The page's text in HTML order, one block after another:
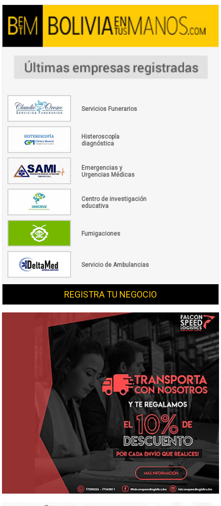
Servicios Funerarios
Histeroscopía
diagnóstica
Emergencias y
Urgencias Médicas
Centro de investigación
educativa
Fumigaciones
Servicio de Ambulancias
REGISTRA TU NEGOCIO